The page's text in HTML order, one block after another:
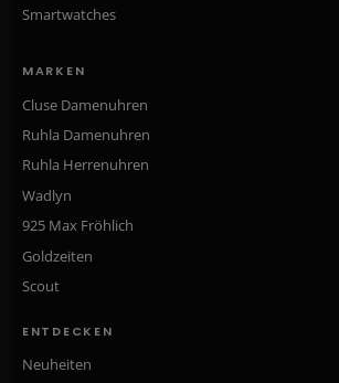
Smartwatches
MARKEN
Cluse Damenuhren
Ruhla Damenuhren
Ruhla Herrenuhren
Wadlyn
925 Max Fröhlich
Goldzeiten
Scout
ENTDECKEN
Neuheiten